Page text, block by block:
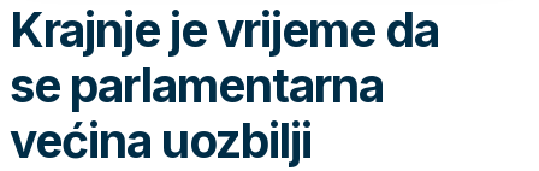
Krajnje je vrijeme da
se parlamentarna
većina uozbilji